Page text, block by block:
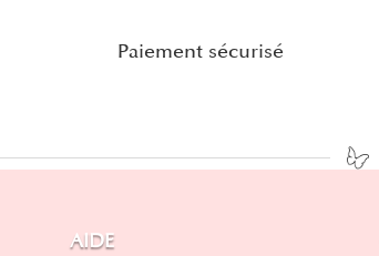
Paiement sécurisé
AIDE